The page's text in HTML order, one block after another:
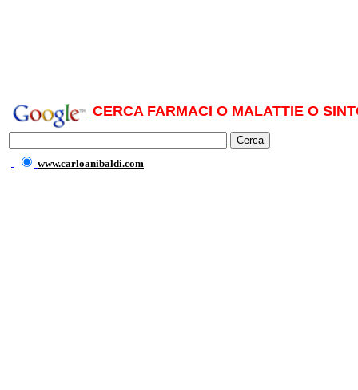
CERCA FARMACI O MALATTIE O
www.carloanibaldi.com